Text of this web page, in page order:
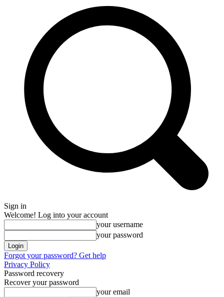
Sign in
Welcome! Log into your account
your username
your password
Forgot your password? Get help
Privacy Policy
Password recovery
Recover your password
your email